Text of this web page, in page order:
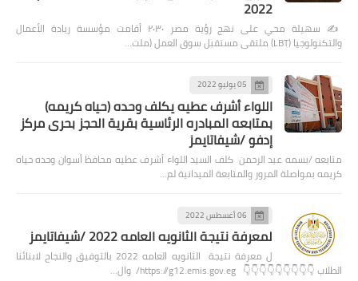
2022
✍️ سهيلة محي على نهج رؤية مصر ٢٠٣٠ أقامت مؤسسة ريادة الأعمال
والتكنولوجيا (LBT) ملتقى مستقبل سوق العمل (ملت…
05 يوليو 2022
اللواء أشرف عطيه يكلف وحده (حياه كريمه)
بمتابعه المبادره الرئاسية بقرية الحجز بحرى مركز
إدفو /شيفاتايمز
متابعه /بسمه عبد الرحمن كلف السيد اللواء أشرف عطيه محافظ أسوان وحده حياه
كريمه بمواصلة المرور والمتابعة الميدانية لم…
06 أغسطس 2022
لمعرفة نتيجة الثانويه العامه 2022 /شيفاتايمز
ل معرفة نتيجة الثانويه العامه 2022 بالتوفيق والنجاح لابنائنا
الطلاب 👇👇👇👇👇👇👇👇👇 https://g12.emis.gov.eg/ وال…